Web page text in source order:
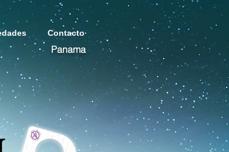
Contacto
Panama